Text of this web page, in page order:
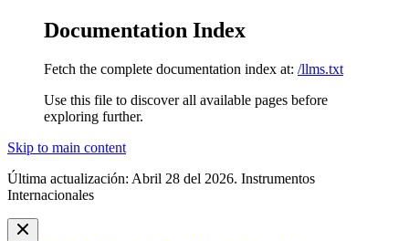
Documentation Index
Fetch the complete documentation index at: /llms.txt
Use this file to discover all available pages before
exploring further.
Skip to main content
Última actualización: Abril 28 del 2026. Instrumentos
Internacionales